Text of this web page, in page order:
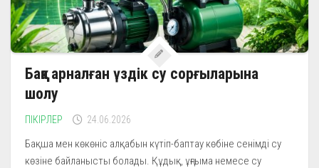
Баққа арналған үздік су сорғыларына
шолу
ПІКІРЛЕР 24.06.2026
Бақша мен көкөніс алқабын күтіп-баптау көбіне сенімді су
көзіне байланысты болады. Құдық, ұңғыма немесе су